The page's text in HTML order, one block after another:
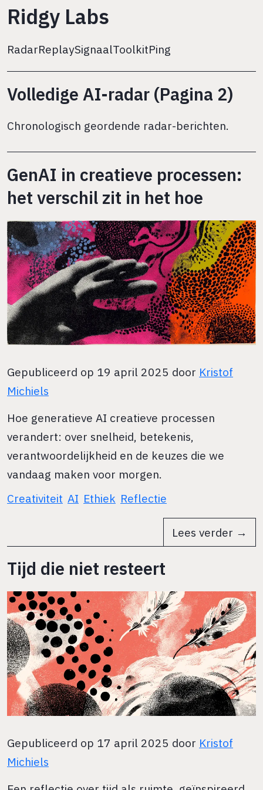
Ridgy Labs
RadarReplaySignaalToolkitPing
Volledige AI-radar (Pagina 2)
Chronologisch geordende radar-berichten.
GenAI in creatieve processen:
het verschil zit in het hoe
Gepubliceerd op 19 april 2025 door Kristof
Michiels
Hoe generatieve AI creatieve processen
verandert: over snelheid, betekenis,
verantwoordelijkheid en de keuzes die we
vandaag maken voor morgen.
Creativiteit AI Ethiek Reflectie
Lees verder →
Tijd die niet resteert
Gepubliceerd op 17 april 2025 door Kristof
Michiels